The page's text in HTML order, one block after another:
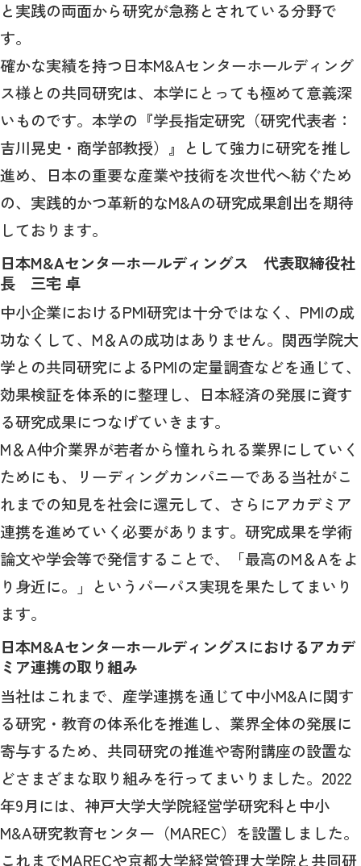
と実践の両面から研究が急務とされている分野で
す。
確かな実績を持つ日本M&Aセンターホールディング
ス様との共同研究は、本学にとっても極めて意義深
いものです。本学の『学長指定研究（研究代表者：
吉川晃史・商学部教授）』として強力に研究を推し
進め、日本の重要な産業や技術を次世代へ紡ぐため
の、実践的かつ革新的なM&Aの研究成果創出を期待
しております。
日本M&Aセンターホールディングス 代表取締役社
長 三宅 卓
中小企業におけるPMI研究は十分ではなく、 PMIの成
功なくして、 M＆Aの成功はありません。関西学院大
学との共同研究によるPMIの定量調査などを通じて、
効果検証を体系的に整理し、日本経済の発展に資す
る研究成果につなげていきます。
M＆A仲介業界が若者から憧れられる業界にしていく
ためにも、リーディングカンパニーである当社がこ
れまでの知見を社会に還元して、さらにアカデミア
連携を進めていく必要があります。研究成果を学術
論文や学会等で発信することで、「最高のM＆Aをよ
り身近に。」というパーパス実現を果たしてまいり
ます。
日本M&Aセンターホールディングスにおけるアカデ
ミア連携の取り組み
当社はこれまで、産学連携を通じて中小M&Aに関す
る研究・教育の体系化を推進し、業界全体の発展に
寄与するため、共同研究の推進や寄附講座の設置な
どさまざまな取り組みを行ってまいりました。 2022
年9月には、神戸大学大学院経営学研究科と中小
M&A研究教育センター（MAREC）を設置しました。
これまでMARECや京都大学経営管理大学院と共同研